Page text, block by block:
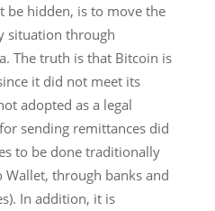
be hidden, is to move the
situation through
The truth is that Bitcoin is
it did not meet its
adopted as a legal
sending remittances did
to be done traditionally
through banks and
In addition, it is